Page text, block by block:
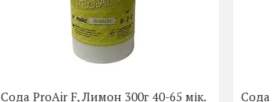
Сода ProAir F, Лимон 300г 40-65 мік.
Сода